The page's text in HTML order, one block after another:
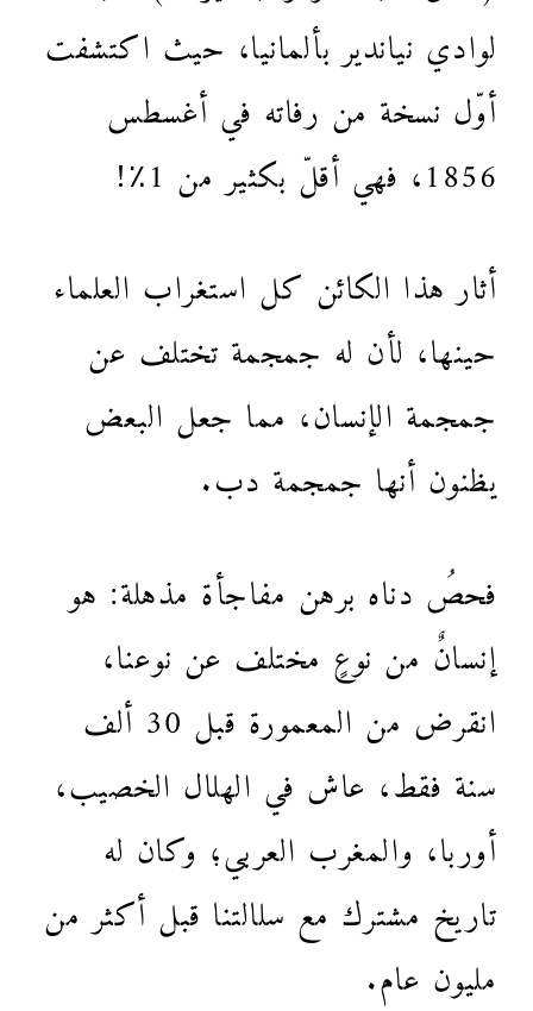
لوادي نياندير بألمانيا، حيث اكتشفت
أوّل نسخة من رفاته في أغسطس
1856، فهي أقلّ بكثير من 1٪!
أثار هذا الكائن كل استغراب العلماء
حينها، لأن له جمجمة تختلف عن
جمجمة الإنسان، مما جعل البعض
يظنون أنها جمجمة دب.
فحصُ دناه برهن مفاجأة مذهلة: هو
إنسانٌ من نوعٍ مختلف عن نوعنا،
انقرض من المعمورة قبل 30 ألف
سنة فقط، عاش في الهلال الخصيب،
أوربا، والمغرب العربي؛ وكان له
تاريخ مشترك مع سلالتنا قبل أكثر من
مليون عام.